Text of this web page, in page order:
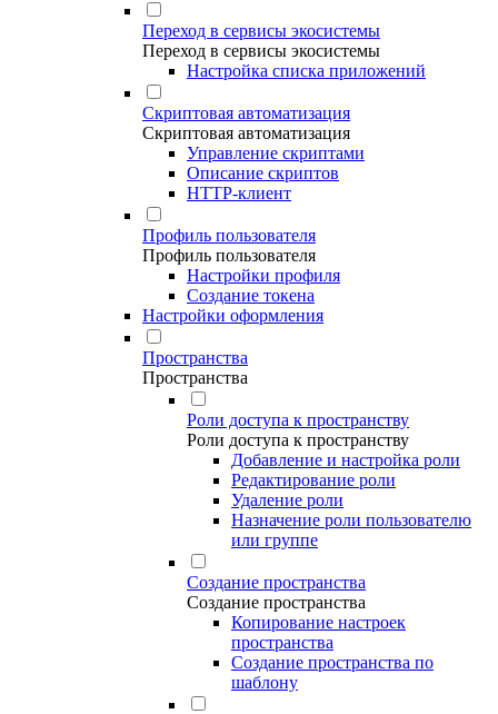
Переход в сервисы экосистемы
Переход в сервисы экосистемы
Настройка списка приложений
Скриптовая автоматизация
Скриптовая автоматизация
Управление скриптами
Описание скриптов
HTTP-клиент
Профиль пользователя
Профиль пользователя
Настройки профиля
Создание токена
Настройки оформления
Пространства
Пространства
Роли доступа к пространству
Роли доступа к пространству
Добавление и настройка роли
Редактирование роли
Удаление роли
Назначение роли пользователю
или группе
Создание пространства
Создание пространства
Копирование настроек
пространства
Создание пространства по
шаблону